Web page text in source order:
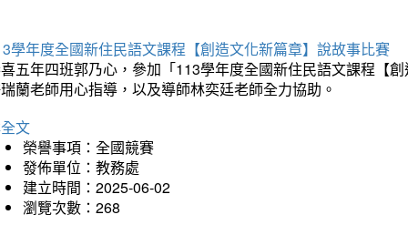
學年度全國新住民語文課程【創造文化新篇章】說故事比賽
五年四班郭乃心，參加「113學年度全國新住民語文課程【
蘭老師用心指導，以及導師林奕廷老師全力協助。
文
榮譽事項：全國競賽
發佈單位：教務處
建立時間：2025-06-02
瀏覽次數：268